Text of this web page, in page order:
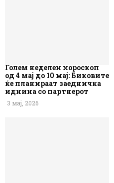
Голем неделен хороскоп
од 4 мај до 10 мај: Биковите
ќе планираат заедничка
иднина со партнерот
3 мај, 2026